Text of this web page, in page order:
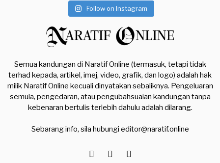
Follow on Instagram
Semua kandungan di Naratif Online (termasuk, tetapi tidak
terhad kepada, artikel, imej, video, grafik, dan logo) adalah hak
milik Naratif Online kecuali dinyatakan sebaliknya. Pengeluaran
semula, pengedaran, atau pengubahsuaian kandungan tanpa
kebenaran bertulis terlebih dahulu adalah dilarang.
Sebarang info, sila hubungi editor@naratif.online